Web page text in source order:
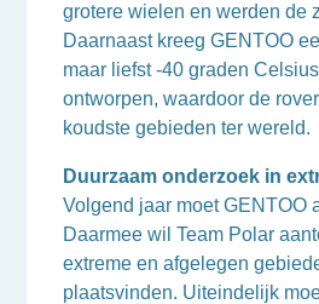
grotere wielen en werden de
Daarnaast kreeg GENTOO
maar liefst -40 graden
ontworpen, waardoor de
koudste gebieden ter wereld.
Duurzaam onderzoek in
Volgend jaar moet GENTOO
Daarmee wil Team Polar
extreme en afgelegen
plaatsvinden. Uiteindelijk